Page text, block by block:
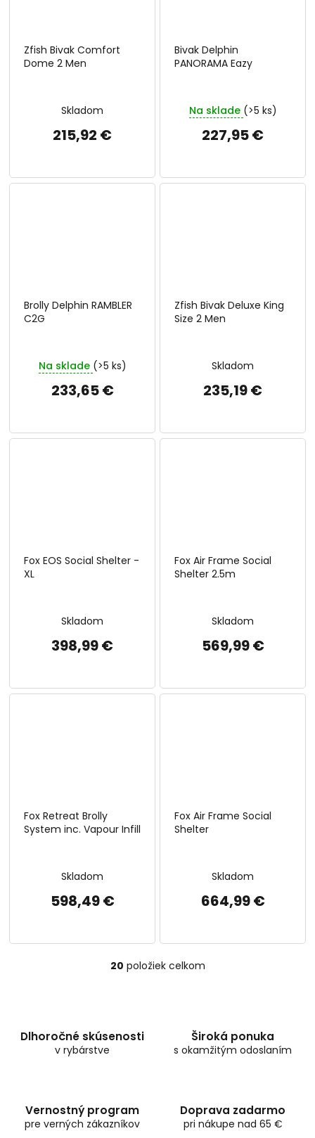
Zfish Bivak Comfort
Dome 2 Men
Skladom
215,92 €
Bivak Delphin
PANORAMA Eazy
Na sklade (>5 ks)
227,95 €
Brolly Delphin RAMBLER
C2G
Na sklade (>5 ks)
233,65 €
Zfish Bivak Deluxe King
Size 2 Men
Skladom
235,19 €
Fox EOS Social Shelter -
XL
Skladom
398,99 €
Fox Air Frame Social
Shelter 2.5m
Skladom
569,99 €
Fox Retreat Brolly
System inc. Vapour Infill
Skladom
598,49 €
Fox Air Frame Social
Shelter
Skladom
664,99 €
O
20 položiek celkom
Dlhoročné skúsenosti
v rybárstve
Široká ponuka
s okamžitým odoslaním
Vernostný program
pre verných zákazníkov
Doprava zadarmo
pri nákupe nad 65 €